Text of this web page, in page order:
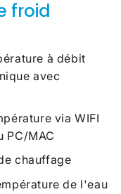
froid
à débit
avec
via WIFI
PC/MAC
chauffage
de l'eau